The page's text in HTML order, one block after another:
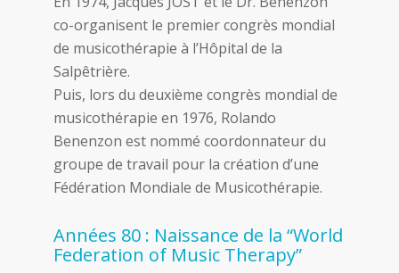
co-organisent le premier congrès mondial
de musicothérapie à l’Hôpital de la
Salpêtrière.
Puis, lors du deuxième congrès mondial de
musicothérapie en 1976, Rolando
Benenzon est nommé coordonnateur du
groupe de travail pour la création d’une
Fédération Mondiale de Musicothérapie.
Années 80 : Naissance de la “World
Federation of Music Therapy”